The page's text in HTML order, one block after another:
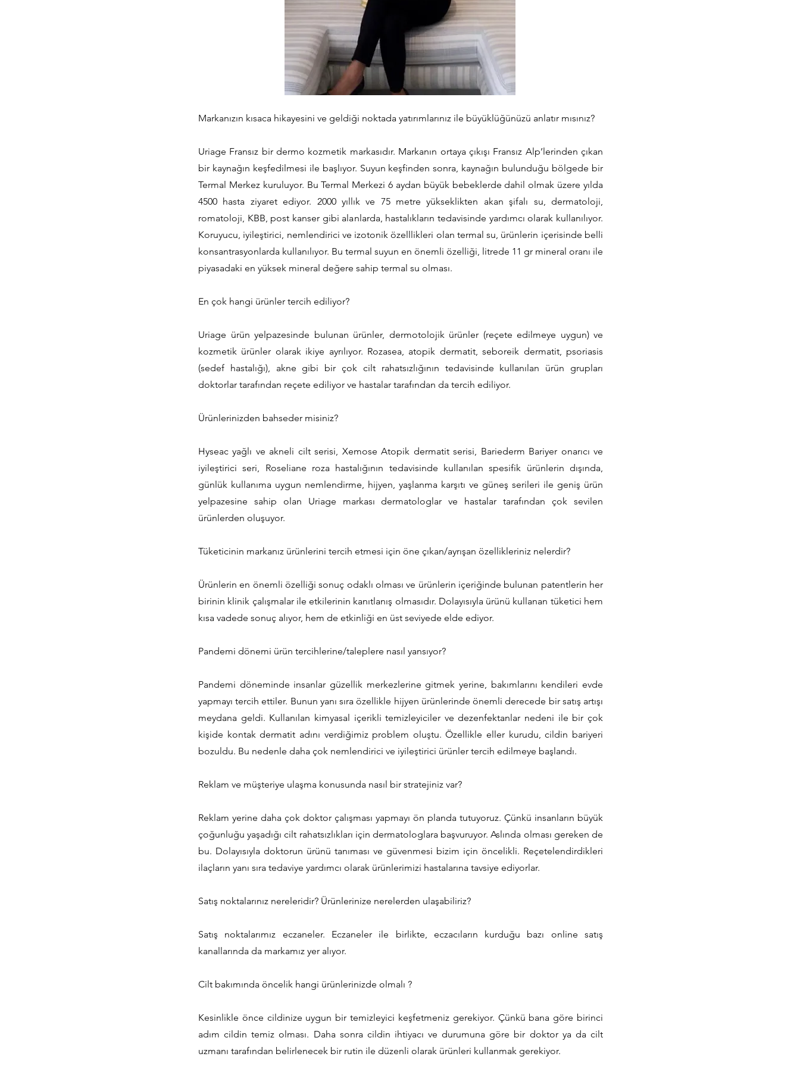
Markanızın kısaca hikayesini ve geldiği noktada yatırımlarınız ile büyüklüğünüzü anlatır mısınız?
Uriage Fransız bir dermo kozmetik markasıdır. Markanın ortaya çıkışı Fransız Alp’lerinden çıkan
bir kaynağın keşfedilmesi ile başlıyor. Suyun keşfinden sonra, kaynağın bulunduğu bölgede bir
Termal Merkez kuruluyor. Bu Termal Merkezi 6 aydan büyük bebeklerde dahil olmak üzere yılda
4500 hasta ziyaret ediyor. 2000 yıllık ve 75 metre yükseklikten akan şifalı su, dermatoloji,
romatoloji, KBB, post kanser gibi alanlarda, hastalıkların tedavisinde yardımcı olarak kullanılıyor.
Koruyucu, iyileştirici, nemlendirici ve izotonik özelllikleri olan termal su, ürünlerin içerisinde belli
konsantrasyonlarda kullanılıyor. Bu termal suyun en önemli özelliği, litrede 11 gr mineral oranı ile
piyasadaki en yüksek mineral değere sahip termal su olması.
En çok hangi ürünler tercih ediliyor?
Uriage ürün yelpazesinde bulunan ürünler, dermotolojik ürünler (reçete edilmeye uygun) ve
kozmetik ürünler olarak ikiye ayrılıyor. Rozasea, atopik dermatit, seboreik dermatit, psoriasis
(sedef hastalığı), akne gibi bir çok cilt rahatsızlığının tedavisinde kullanılan ürün grupları
doktorlar tarafından reçete ediliyor ve hastalar tarafından da tercih ediliyor.
Ürünlerinizden bahseder misiniz?
Hyseac yağlı ve akneli cilt serisi, Xemose Atopik dermatit serisi, Bariederm Bariyer onarıcı ve
iyileştirici seri, Roseliane roza hastalığının tedavisinde kullanılan spesifik ürünlerin dışında,
günlük kullanıma uygun nemlendirme, hijyen, yaşlanma karşıtı ve güneş serileri ile geniş ürün
yelpazesine sahip olan Uriage markası dermatologlar ve hastalar tarafından çok sevilen
ürünlerden oluşuyor.
Tüketicinin markanız ürünlerini tercih etmesi için öne çıkan/ayrışan özellikleriniz nelerdir?
Ürünlerin en önemli özelliği sonuç odaklı olması ve ürünlerin içeriğinde bulunan patentlerin her
birinin klinik çalışmalar ile etkilerinin kanıtlanış olmasıdır. Dolayısıyla ürünü kullanan tüketici hem
kısa vadede sonuç alıyor, hem de etkinliği en üst seviyede elde ediyor.
Pandemi dönemi ürün tercihlerine/taleplere nasıl yansıyor?
Pandemi döneminde insanlar güzellik merkezlerine gitmek yerine, bakımlarını kendileri evde
yapmayı tercih ettiler. Bunun yanı sıra özellikle hijyen ürünlerinde önemli derecede bir satış artışı
meydana geldi. Kullanılan kimyasal içerikli temizleyiciler ve dezenfektanlar nedeni ile bir çok
kişide kontak dermatit adını verdiğimiz problem oluştu. Özellikle eller kurudu, cildin bariyeri
bozuldu. Bu nedenle daha çok nemlendirici ve iyileştirici ürünler tercih edilmeye başlandı.
Reklam ve müşteriye ulaşma konusunda nasıl bir stratejiniz var?
Reklam yerine daha çok doktor çalışması yapmayı ön planda tutuyoruz. Çünkü insanların büyük
çoğunluğu yaşadığı cilt rahatsızlıkları için dermatologlara başvuruyor. Aslında olması gereken de
bu. Dolayısıyla doktorun ürünü tanıması ve güvenmesi bizim için öncelikli. Reçetelendirdikleri
ilaçların yanı sıra tedaviye yardımcı olarak ürünlerimizi hastalarına tavsiye ediyorlar.
Satış noktalarınız nereleridir? Ürünlerinize nerelerden ulaşabiliriz?
Satış noktalarımız eczaneler. Eczaneler ile birlikte, eczacıların kurduğu bazı online satış
kanallarında da markamız yer alıyor.
Cilt bakımında öncelik hangi ürünlerinizde olmalı ?
Kesinlikle önce cildinize uygun bir temizleyici keşfetmeniz gerekiyor. Çünkü bana göre birinci
adım cildin temiz olması. Daha sonra cildin ihtiyacı ve durumuna göre bir doktor ya da cilt
uzmanı tarafından belirlenecek bir rutin ile düzenli olarak ürünleri kullanmak gerekiyor.